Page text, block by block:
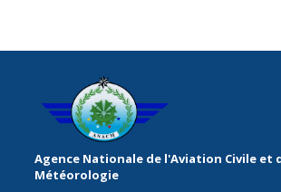
Agence Nationale de l'Aviation Civile et
Météorologie